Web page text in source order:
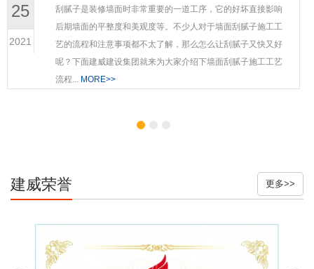
25
2021
刮腻子是装修墙面时非常重要的一道工序，它的好坏直接影响
后期墙面的平整度和美观度等。不少人对于墙面刮腻子施工工
艺的流程和注意事项都不太了解，那么怎么让刮腻子又快又好
呢？下面建威建设集团就来为大家介绍下墙面刮腻子施工工艺
流程...
MORE>>
建威荣誉 更多>>